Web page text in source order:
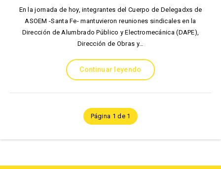
En la jornada de hoy, integrantes del Cuerpo de Delegadxs de
ASOEM -Santa Fe- mantuvieron reuniones sindicales en la
Dirección de Alumbrado Público y Electromecánica (DAPE),
Dirección de Obras y…
Continuar leyendo
Página 1 de 1